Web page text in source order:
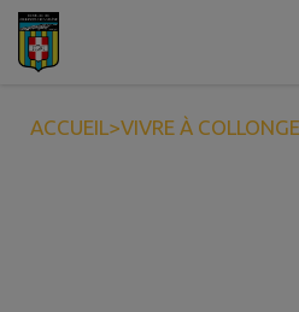
Contenu
ACCUEIL>VIVRE À